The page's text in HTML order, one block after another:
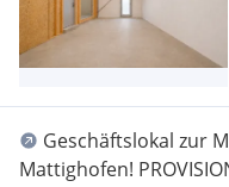
Geschäftslokal zur
Mattighofen!